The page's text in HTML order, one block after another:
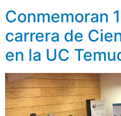
Conmemoran
carrera de
en la UC